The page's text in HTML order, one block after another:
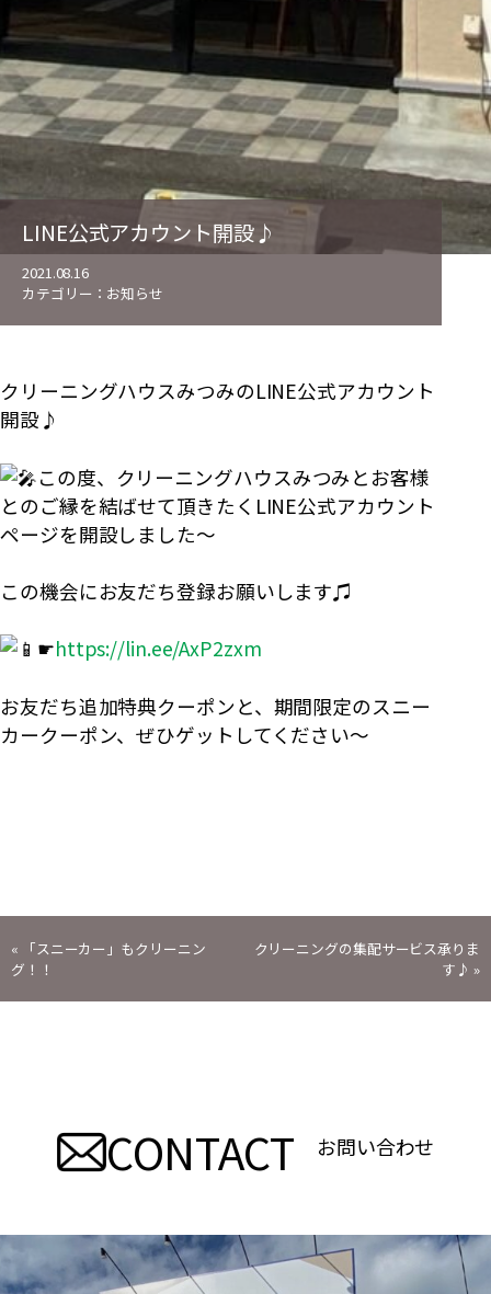
LINE公式アカウント開設♪
2021.08.16
カテゴリー： お知らせ
クリーニングハウスみつみのLINE公式アカウント
開設♪
この度、クリーニングハウスみつみとお客様
とのご縁を結ばせて頂きたくLINE公式アカウント
ページを開設しました〜
この機会にお友だち登録お願いします♫
☛https://lin.ee/AxP2zxm
お友だち追加特典クーポンと、期間限定のスニー
カークーポン、ぜひゲットしてください〜
投
稿
シ
«
「スニーカー」もクリーニン
グ！！
クリーニングの集配サービス承りま
す♪ »
CONTACT お問い合わせ